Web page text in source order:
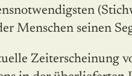
Menschen seinen
Zeiterscheinung